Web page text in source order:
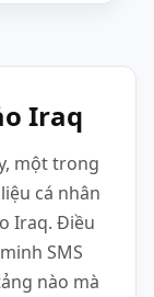
Iraq
một trong
cá nhân
Iraq. Điều
SMS
nào mà